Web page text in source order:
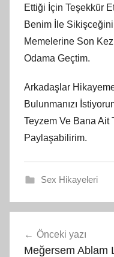
Ettiği İçin Teşekkür
Benim İle
Memelerine Son
Odama Geçtim.
Arkadaşlar
Bulunmanızı
Teyzem Ve Bana Ait
Paylaşabilirim.
Sex Hikayeleri
gezinmesi
Önceki yazı
Meğersem Ablam